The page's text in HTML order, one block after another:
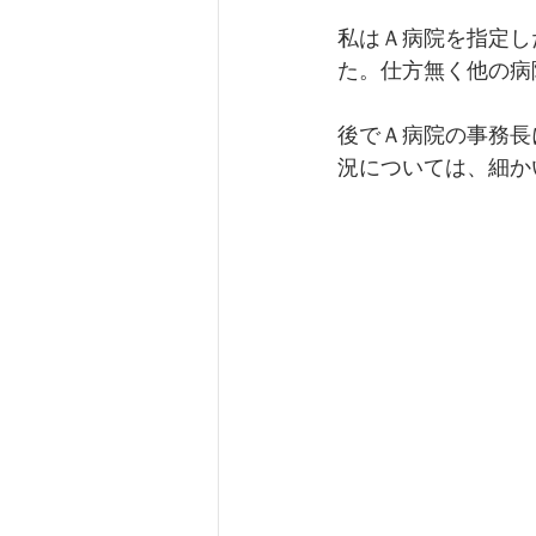
私はＡ病院を指定
た。仕方無く他の
後でＡ病院の事務
況については、細